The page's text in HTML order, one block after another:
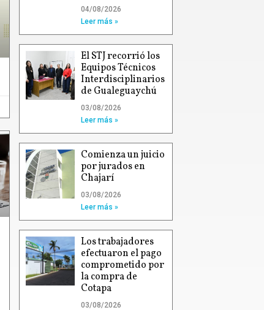
04/08/2026
Leer más »
El STJ recorrió los
Equipos Técnicos
Interdisciplinarios
de Gualeguaychú
03/08/2026
Leer más »
Comienza un juicio
por jurados en
Chajarí
03/08/2026
Leer más »
Los trabajadores
efectuaron el pago
comprometido por
la compra de
Cotapa
03/08/2026